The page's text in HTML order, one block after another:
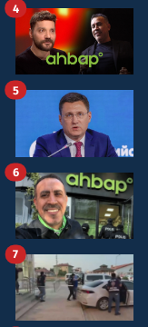
4
5
6
7